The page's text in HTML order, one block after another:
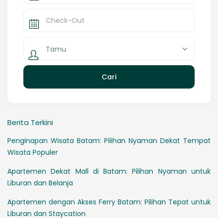
Tamu
Berita Terkini
Penginapan Wisata Batam: Pilihan Nyaman Dekat Tempat
Wisata Populer
Apartemen Dekat Mall di Batam: Pilihan Nyaman untuk
Liburan dan Belanja
Apartemen dengan Akses Ferry Batam: Pilihan Tepat untuk
Liburan dan Staycation